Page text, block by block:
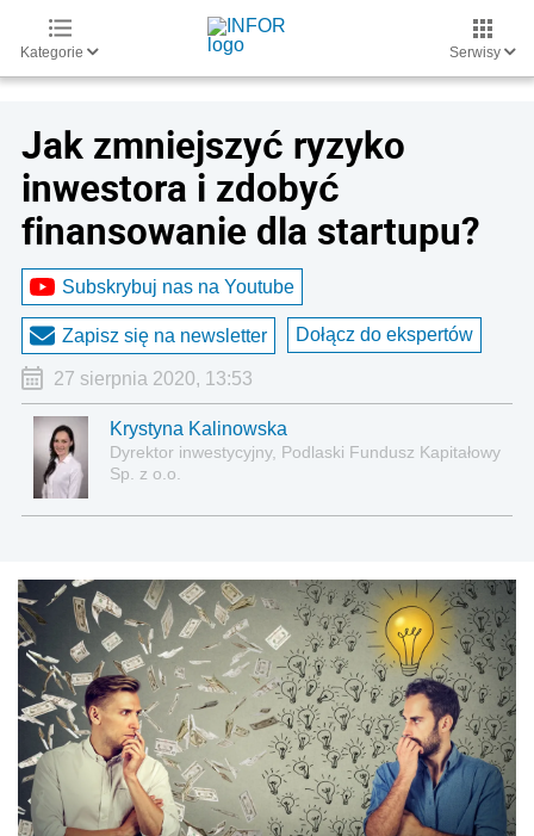
Kategorie Serwisy
Jak zmniejszyć ryzyko
inwestora i zdobyć
finansowanie dla startupu?
Subskrybuj nas na Youtube
Zapisz się na newsletter Dołącz do ekspertów
27 sierpnia 2020, 13:53
Krystyna Kalinowska
Dyrektor inwestycyjny, Podlaski Fundusz Kapitałowy
Sp. z o.o.